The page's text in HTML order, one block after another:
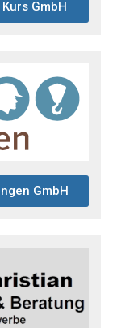
GmbH
GmbH